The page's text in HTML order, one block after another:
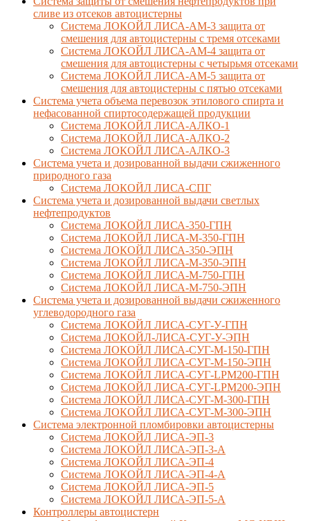
сливе из отсеков автоцистерны
Система ЛОКОЙЛ ЛИСА-AM-3 защита от
смешения для автоцистерны с тремя отсеками
Система ЛОКОЙЛ ЛИСА-AM-4 защита от
смешения для автоцистерны с четырьмя отсеками
Система ЛОКОЙЛ ЛИСА-AM-5 защита от
смешения для автоцистерны с пятью отсеками
Система учета объема перевозок этилового спирта и
нефасованной спиртосодержащей продукции
Система ЛОКОЙЛ ЛИСА-AЛКО-1
Система ЛОКОЙЛ ЛИСА-АЛКО-2
Система ЛОКОЙЛ ЛИСА-АЛКО-3
Система учета и дозированной выдачи сжиженного
природного газа
Система ЛОКОЙЛ ЛИСА-СПГ
Система учета и дозированной выдачи светлых
нефтепродуктов
Система ЛОКОЙЛ ЛИСА-350-ГПН
Система ЛОКОЙЛ ЛИСА-М-350-ГПН
Система ЛОКОЙЛ ЛИСА-350-ЭПН
Система ЛОКОЙЛ ЛИСА-М-350-ЭПН
Система ЛОКОЙЛ ЛИСА-М-750-ГПН
Система ЛОКОЙЛ ЛИСА-М-750-ЭПН
Система учета и дозированной выдачи сжиженного
углеводородного газа
Система ЛОКОЙЛ ЛИСА-СУГ-У-ГПН
Система ЛОКОЙЛ-ЛИСА-СУГ-У-ЭПН
Система ЛОКОЙЛ ЛИСА-СУГ-М-150-ГПН
Система ЛОКОЙЛ ЛИСА-СУГ-М-150-ЭПН
Система ЛОКОЙЛ ЛИСА-СУГ-LPM200-ГПН
Система ЛОКОЙЛ ЛИСА-СУГ-LPM200-ЭПН
Система ЛОКОЙЛ ЛИСА-СУГ-М-300-ГПН
Система ЛОКОЙЛ ЛИСА-СУГ-М-300-ЭПН
Система электронной пломбировки автоцистерны
Система ЛОКОЙЛ ЛИСА-ЭП-3
Система ЛОКОЙЛ ЛИСА-ЭП-3-А
Система ЛОКОЙЛ ЛИСА-ЭП-4
Система ЛОКОЙЛ ЛИСА-ЭП-4-А
Система ЛОКОЙЛ ЛИСА-ЭП-5
Система ЛОКОЙЛ ЛИСА-ЭП-5-А
Контроллеры автоцистерн